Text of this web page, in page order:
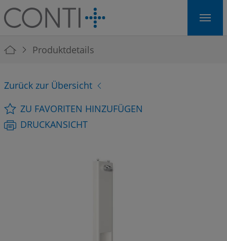
Skip to main navigation
Skip to main content
Skip to page footer
You are here:
Produktdetails
Zurück zur Übersicht
ZU FAVORITEN HINZUFÜGEN
DRUCKANSICHT